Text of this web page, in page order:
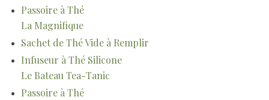
Passoire à Thé
La Magnifique
Sachet de Thé Vide à Remplir
Infuseur à Thé Silicone
Le Bateau Tea-Tanic
Passoire à Thé